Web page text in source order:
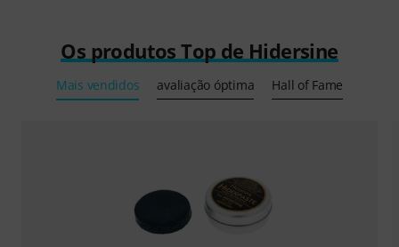
Os produtos Top de Hidersine
Mais vendidos avaliação óptima Hall of Fame